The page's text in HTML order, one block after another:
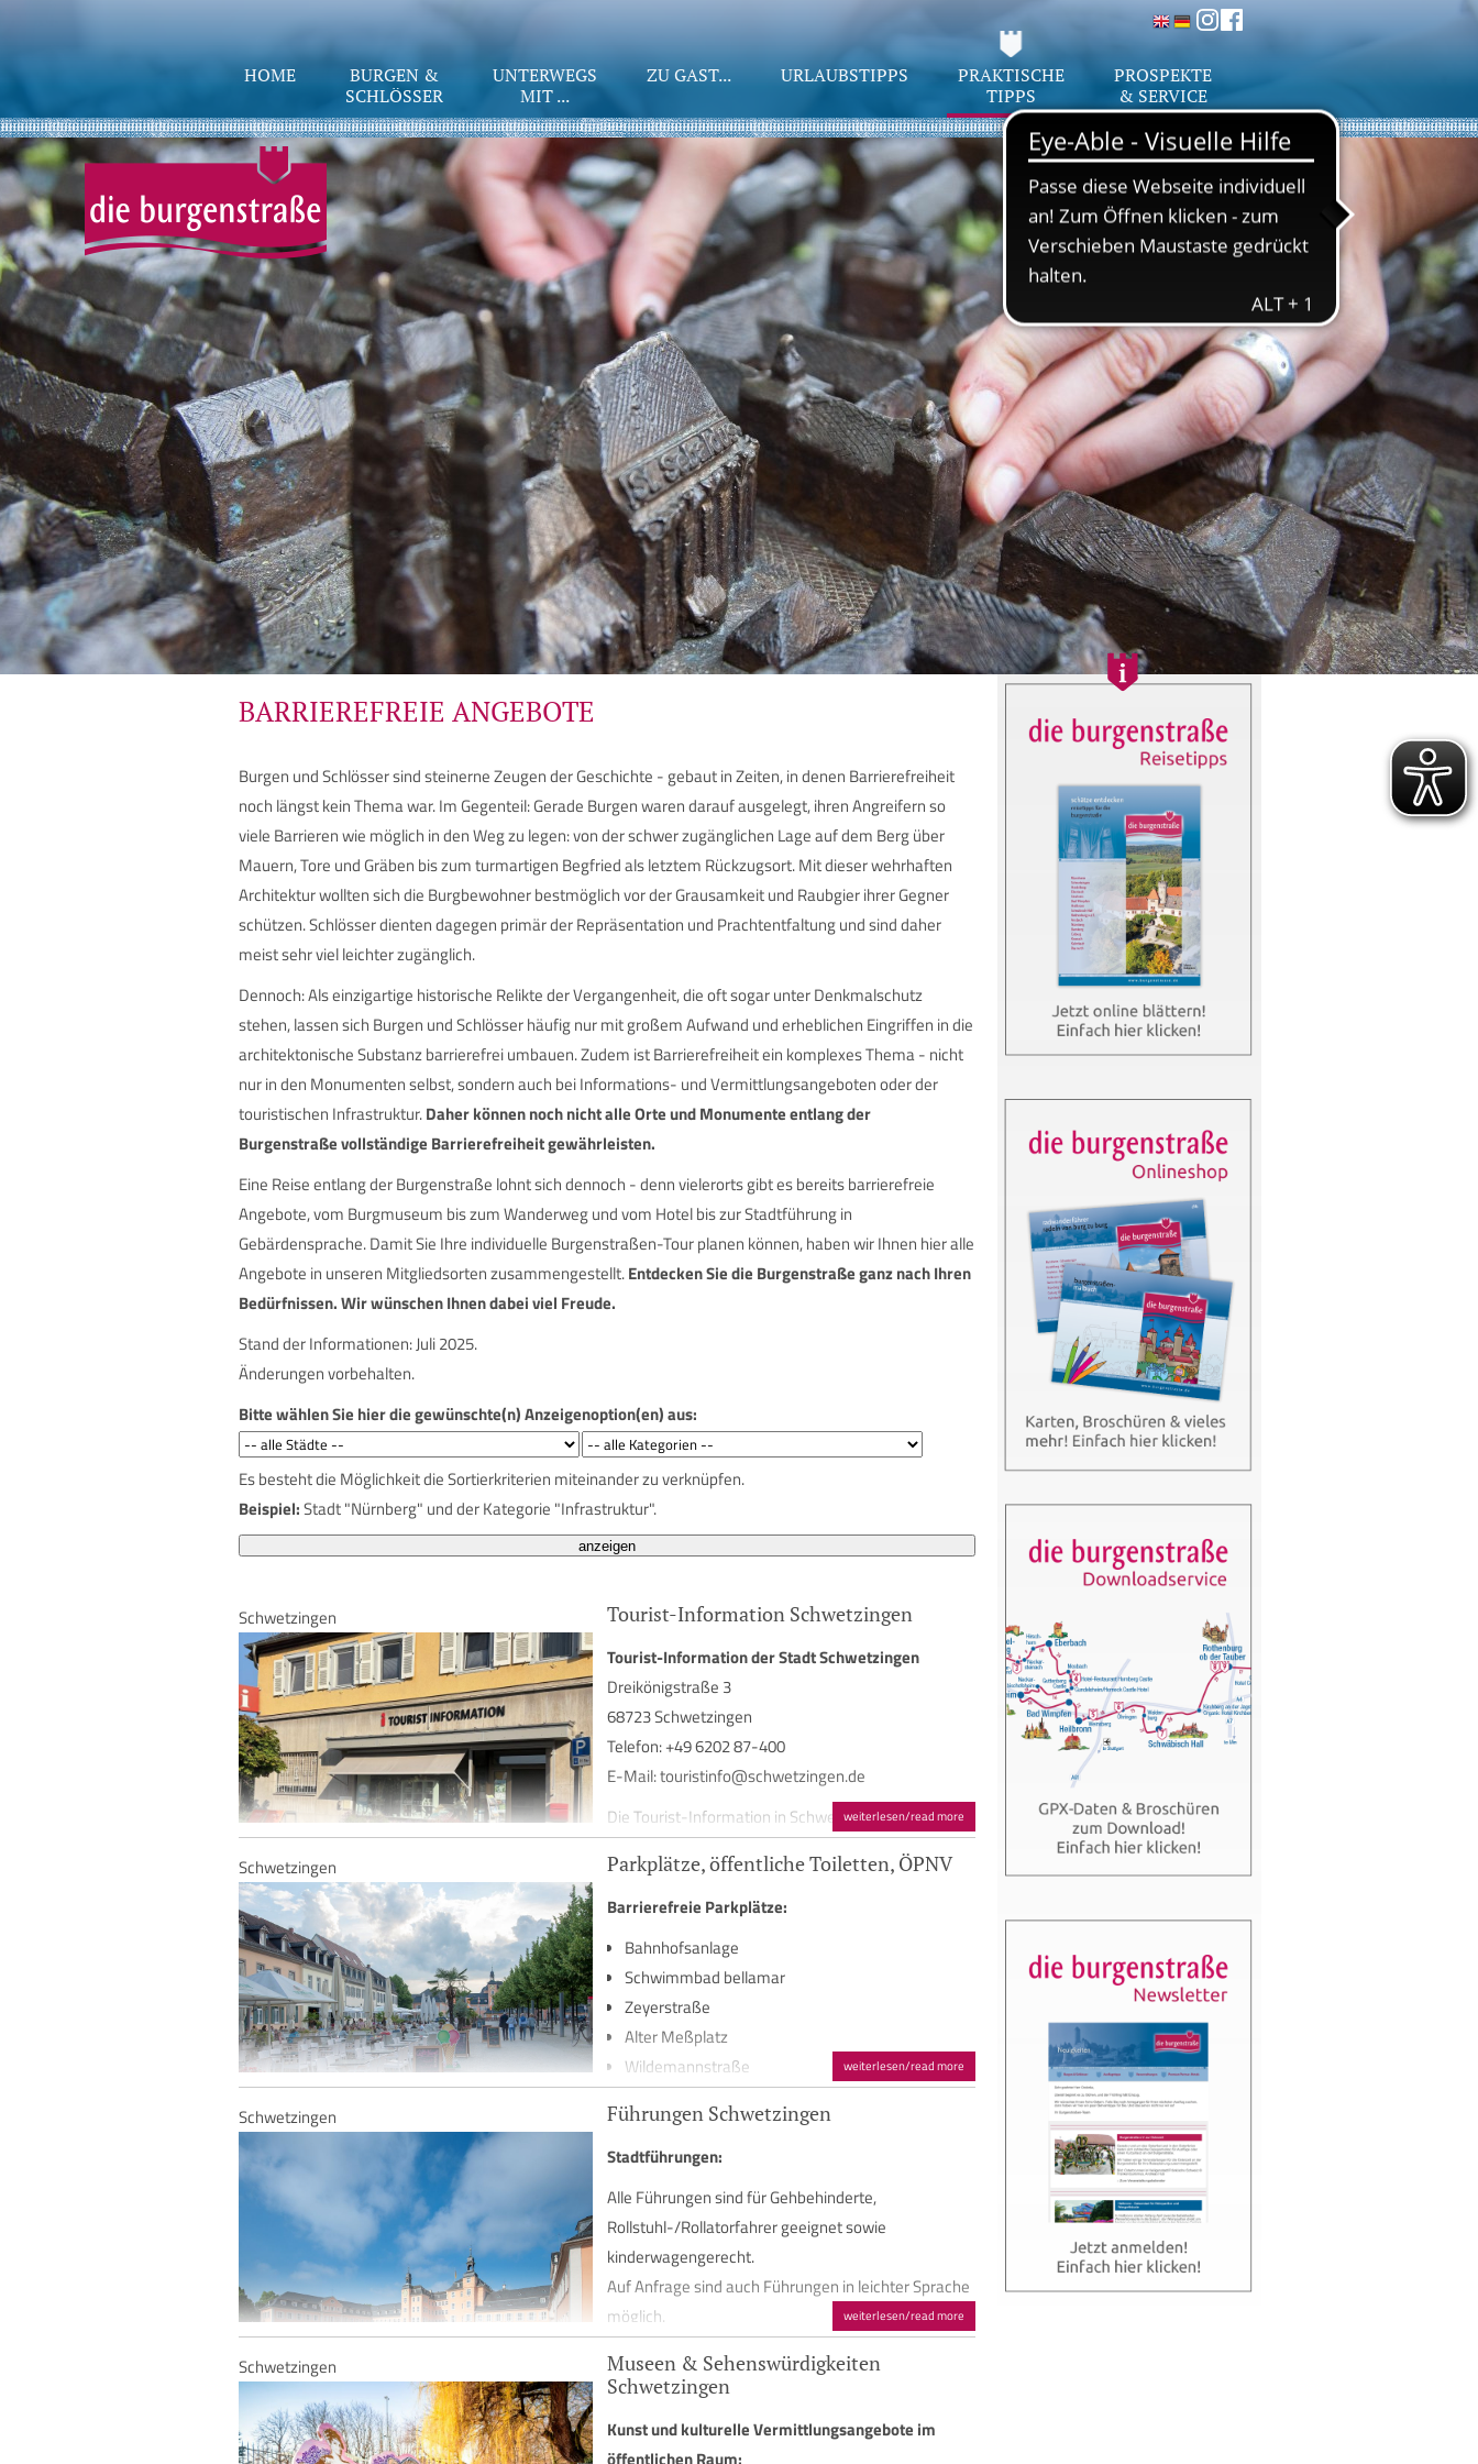
HOME
BURGEN &
SCHLÖSSER
UNTERWEGS
MIT ...
ZU GAST... URLAUBSTIPPS
PRAKTISCHE
TIPPS
PROSPEKTE
& SERVICE
BARRIEREFREIE ANGEBOTE
Burgen und Schlösser sind steinerne Zeugen der Geschichte - gebaut in Zeiten, in denen Barrierefreiheit
noch längst kein Thema war. Im Gegenteil: Gerade Burgen waren darauf ausgelegt, ihren Angreifern so
viele Barrieren wie möglich in den Weg zu legen: von der schwer zugänglichen Lage auf dem Berg über
Mauern, Tore und Gräben bis zum turmartigen Begfried als letztem Rückzugsort. Mit dieser wehrhaften
Architektur wollten sich die Burgbewohner bestmöglich vor der Grausamkeit und Raubgier ihrer Gegner
schützen. Schlösser dienten dagegen primär der Repräsentation und Prachtentfaltung und sind daher
meist sehr viel leichter zugänglich.
Dennoch: Als einzigartige historische Relikte der Vergangenheit, die oft sogar unter Denkmalschutz
stehen, lassen sich Burgen und Schlösser häufig nur mit großem Aufwand und erheblichen Eingriffen in die
architektonische Substanz barrierefrei umbauen. Zudem ist Barrierefreiheit ein komplexes Thema - nicht
nur in den Monumenten selbst, sondern auch bei Informations- und Vermittlungsangeboten oder der
touristischen Infrastruktur.Daher können noch nichtalle Orte und Monumente entlang der
Burgenstraßevollständige Barrierefreiheit gewährleisten.
Eine Reise entlang der Burgenstraße lohnt sich dennoch - denn vielerorts gibt es bereits barrierefreie
Angebote, vom Burgmuseum bis zum Wanderweg und vom Hotel bis zur Stadtführung in
Gebärdensprache. Damit Sie Ihre individuelle Burgenstraßen-Tour planen können, haben wir Ihnen hier alle
Angebote in unseren Mitgliedsorten zusammengestellt.Entdecken Sie die Burgenstraße ganz nach Ihren
Bedürfnissen. Wir wünschen Ihnen dabei viel Freude.
Stand der Informationen: Juli 2025.
Änderungen vorbehalten.
Bitte wählen Sie hier die gewünschte(n) Anzeigenoption(en) aus:
Es besteht die Möglichkeit die Sortierkriterien miteinander zu verknüpfen.
Beispiel:Stadt "Nürnberg" und der Kategorie "Infrastruktur".
Schwetzingen
Schwetzingen - Tourist-Information
Tourist-Information Schwetzingen
Tourist-Information der Stadt Schwetzingen
Dreikönigstraße 3
68723 Schwetzingen
Telefon: +49 6202 87-400
E-Mail: touristinfo@schwetzingen.de
Die Tourist-Information in Schwetzingen hat
einenebenerdigen Zugang.Informationsmaterial ist
auch für Menschen im Rollstuhl gut erreichbar.
Mehr Informationen
weiterlesen/read more
Schwetzingen
Schlossplatz Schwetzingen
Parkplätze, öffentliche Toiletten, ÖPNV
Barrierefreie Parkplätze:
Bahnhofsanlage
Schwimmbad bellamar
Zeyerstraße
Alter Meßplatz
Wildemannstraße
Öffentliche barrierefreie Toiletten:
Schwetzinger Straße
Öffentlicher Personennahverkehr:
barrierefrei
weiterlesen/read more
Schwetzingen
Schloss Schwetzingen
Führungen Schwetzingen
Stadtführungen:
Alle Führungen sind für Gehbehinderte,
Rollstuhl-/Rollatorfahrer geeignet sowie
kinderwagengerecht.
Auf Anfrage sind auch Führungen in leichter Sprache
möglich.
Mehr Informationen
Schloss Schwetzingen:
Führung für blinde und sehbinderte Gäste. Die
weiterlesen/read more
Schwetzingen
Museen & Sehenswürdigkeiten
Schwetzingen
Kunst und kulturelle Vermittlungsangebote im